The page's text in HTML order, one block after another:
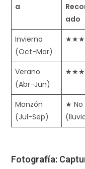
a
ado
Invierno
(Oct-Mar)
★★★
Verano
(Abr-Jun)
★★★
Monzón
(Jul-Sep)
★ No
Fotografía: